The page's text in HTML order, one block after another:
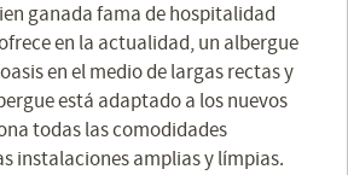
ganada fama de hospitalidad
en la actualidad, un albergue
en el medio de largas rectas y
está adaptado a los nuevos
todas las comodidades
instalaciones amplias y límpias.